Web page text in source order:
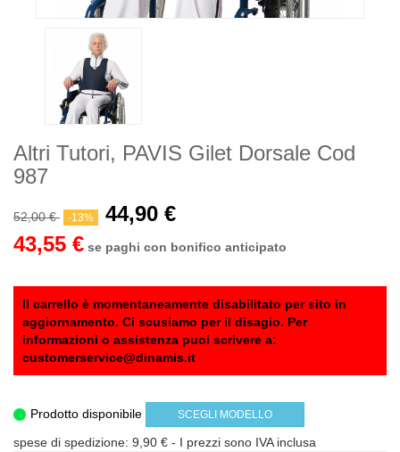
Altri Tutori, PAVIS Gilet Dorsale Cod
987
52,00 € -13%
44,90 €
43,55 € se paghi con bonifico anticipato
Il carrello è momentaneamente disabilitato per sito in
aggiornamento. Ci scusiamo per il disagio. Per
informazioni o assistenza puoi scrivere a:
customerservice@dinamis.it
Prodotto disponibile SCEGLI MODELLO
spese di spedizione: 9,90 € - I prezzi sono IVA inclusa